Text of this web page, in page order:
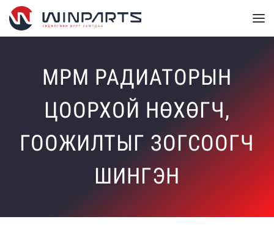
MPM РАДИАТОРЫН
ЦООРХОЙ НӨХӨГЧ,
ГООЖИЛТЫГ ЗОГСООГЧ
ШИНГЭН